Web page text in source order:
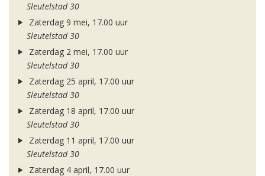
Sleutelstad 30
Zaterdag 9 mei, 17.00 uur
Sleutelstad 30
Zaterdag 2 mei, 17.00 uur
Sleutelstad 30
Zaterdag 25 april, 17.00 uur
Sleutelstad 30
Zaterdag 18 april, 17.00 uur
Sleutelstad 30
Zaterdag 11 april, 17.00 uur
Sleutelstad 30
Zaterdag 4 april, 17.00 uur